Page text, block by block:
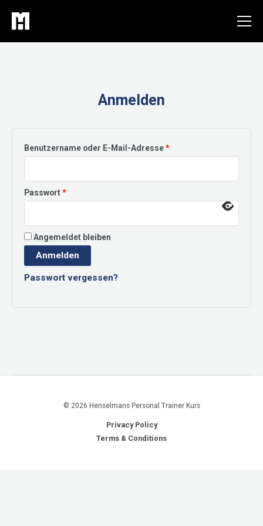
Inhalt
springen
Anmelden
Benutzername oder E-Mail-Adresse*Erforderlich
Passwort*Erforderlich
Angemeldet bleiben
Anmelden
Passwort vergessen?
© 2026 Henselmans Personal Trainer Kurs
Privacy Policy
Terms & Conditions